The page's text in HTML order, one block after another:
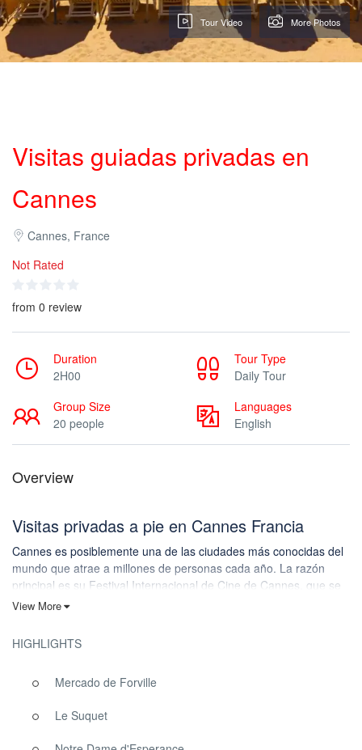
Tour Video More Photos
Visitas guiadas privadas en
Cannes
Cannes, France
Not Rated
from 0 review
Duration
2H00
Tour Type
Daily Tour
Group Size
20 people
Languages
English
Overview
Visitas privadas a pie en Cannes Francia
Cannes es posiblemente una de las ciudades más conocidas del
mundo que atrae a millones de personas cada año. La razón
principal es su Festival Internacional de Cine de Cannes, que se
celebra anualmente, y sus otros espectáculos y conferencias, que
Antiguamente,
lujosa estación balnearia que tanto nos gusta. Empezó siendo
adinerados, pero hoy en día cualquiera puede venir a disfrutar
lujosas, restaurantes prestigiosos u hoteles de lujo que hay junto
View More
HIGHLIGHTS
Mercado de Forville
Le Suquet